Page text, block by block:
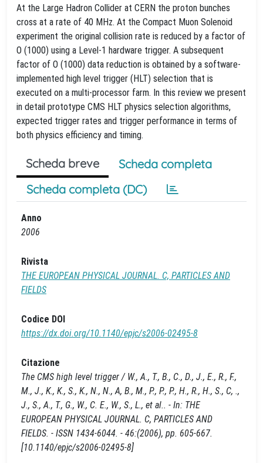
At the Large Hadron Collider at CERN the proton bunches
cross at a rate of 40 MHz. At the Compact Muon Solenoid
experiment the original collision rate is reduced by a factor of
O (1000) using a Level-1 hardware trigger. A subsequent
factor of O (1000) data reduction is obtained by a software-
implemented high level trigger (HLT) selection that is
executed on a multi-processor farm. In this review we present
in detail prototype CMS HLT physics selection algorithms,
expected trigger rates and trigger performance in terms of
both physics efficiency and timing.
Scheda breve
Scheda completa
Scheda completa (DC)
Anno
2006
Rivista
THE EUROPEAN PHYSICAL JOURNAL. C, PARTICLES AND
FIELDS
Codice DOI
https://dx.doi.org/10.1140/epjc/s2006-02495-8
Citazione
The CMS high level trigger / W., A., T., B., C., D., J., E., R., F.,
M., J., K., K., S., K., N., N., A, B., M., P., P., P., H., R., H., S., C, .,
J., S., A., T., G., W., C. E., W., S., L., et al.. - In: THE
EUROPEAN PHYSICAL JOURNAL. C, PARTICLES AND
FIELDS. - ISSN 1434-6044. - 46:(2006), pp. 605-667.
[10.1140/epjc/s2006-02495-8]